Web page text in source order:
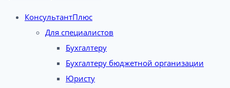
КонсультантПлюс
Для специалистов
Бухгалтеру
Бухгалтеру бюджетной организации
Юристу